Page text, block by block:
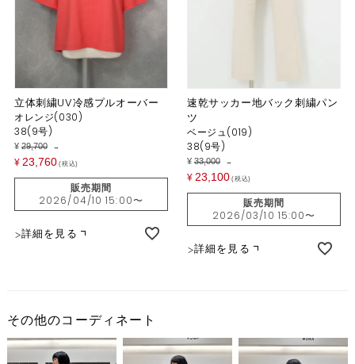
立体刺繍UV冷感プルオーバー
38(9号)
オレンジ(030)
¥ 29,700 →
¥ 23,760 税込
販売期間
2026/04/10 15:00〜
詳細を見る
速乾サッカー地バック刺繍パン
ツ
38(9号)
ベージュ(019)
¥ 33,000 →
¥ 23,100 税込
販売期間
2026/03/10 15:00〜
詳細を見る
その他のコーディネート